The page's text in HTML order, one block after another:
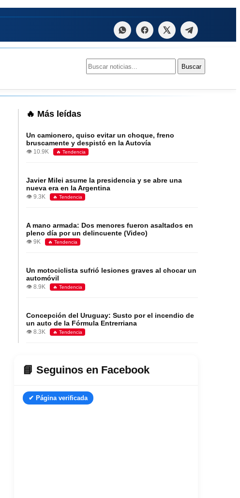
Buscar: Buscar
🔥 Más leídas
Un camionero, quiso evitar un choque, freno
bruscamente y despistó en la Autovía
👁️ 10.9K 🔥 Tendencia
Javier Milei asume la presidencia y se abre una
nueva era en la Argentina
👁️ 9.3K 🔥 Tendencia
A mano armada: Dos menores fueron asaltados en
pleno día por un delincuente (Video)
👁️ 9K 🔥 Tendencia
Un motociclista sufrió lesiones graves al chocar un
automóvil
👁️ 8.9K 🔥 Tendencia
Concepción del Uruguay: Susto por el incendio de
un auto de la Fórmula Entrerriana
👁️ 8.3K 🔥 Tendencia
📘 Seguinos en Facebook
✔ Página verificada